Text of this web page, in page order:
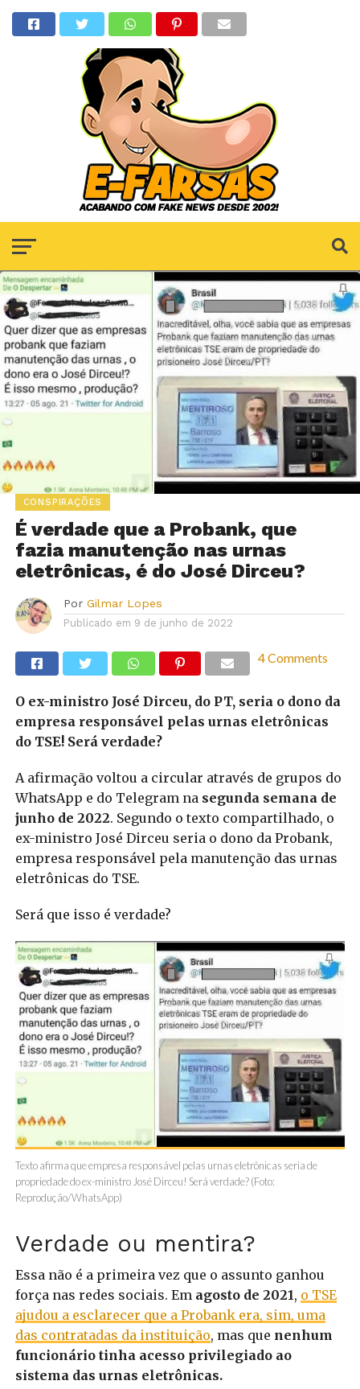
CONSPIRAÇÕES
É verdade que a Probank, que
fazia manutenção nas urnas
eletrônicas, é do José Dirceu?
Por Gilmar Lopes
Publicado em 9 de junho de 2022
4 Comments
O ex-ministro José Dirceu, do PT, seria o dono da
empresa responsável pelas urnas eletrônicas
do TSE! Será verdade?
A afirmação voltou a circular através de grupos do
WhatsApp e do Telegram na segunda semana de
junho de 2022. Segundo o texto compartilhado, o
ex-ministro José Dirceu seria o dono da Probank,
empresa responsável pela manutenção das urnas
eletrônicas do TSE.
Será que isso é verdade?
Texto afirma que empresa responsável pelas urnas eletrônicas seria de
propriedade do ex-ministro José Dirceu! Será verdade? (Foto:
Reprodução/WhatsApp)
Verdade ou mentira?
Essa não é a primeira vez que o assunto ganhou
força nas redes sociais. Em agosto de 2021, o TSE
ajudou a esclarecer que a Probank era, sim, uma
das contratadas da instituição, mas que nenhum
funcionário tinha acesso privilegiado ao
sistema das urnas eletrônicas.